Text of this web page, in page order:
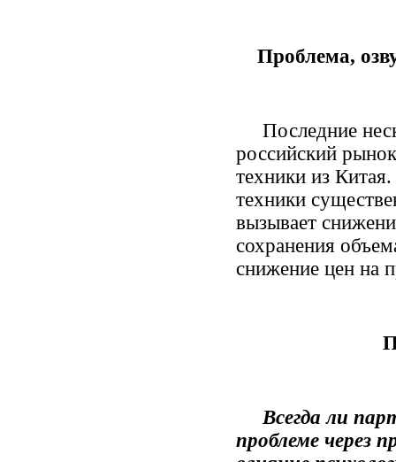
Проблема,
Последние
российский
техники из
техники
вызывает
сохранения
снижение цен на
Всегда ли
проблеме через